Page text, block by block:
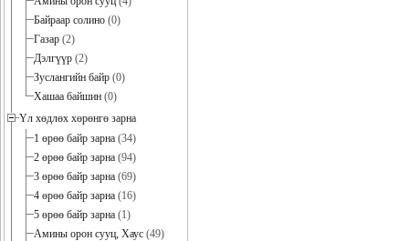
Байраар солино (0)
Газар (2)
Дэлгүүр (2)
Зуслангийн байр (0)
Хашаа байшин (0)
Үл хөдлөх хөрөнгө зарна
1 өрөө байр зарна (34)
2 өрөө байр зарна (94)
3 өрөө байр зарна (69)
4 өрөө байр зарна (16)
5 өрөө байр зарна (1)
Амины орон сууц, Хаус (49)